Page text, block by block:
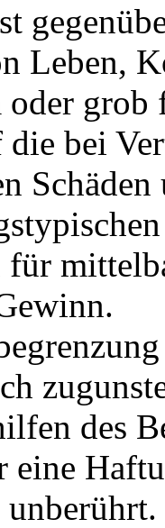
Leben,
grob
bei
des
eine